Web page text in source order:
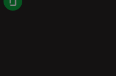
Glassdoor